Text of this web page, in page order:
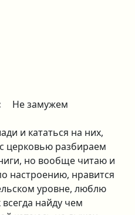
Не замужем
и кататься на них,
церковью разбираем
но вообще читаю и
настроению, нравится
уровне, люблю
найду чем